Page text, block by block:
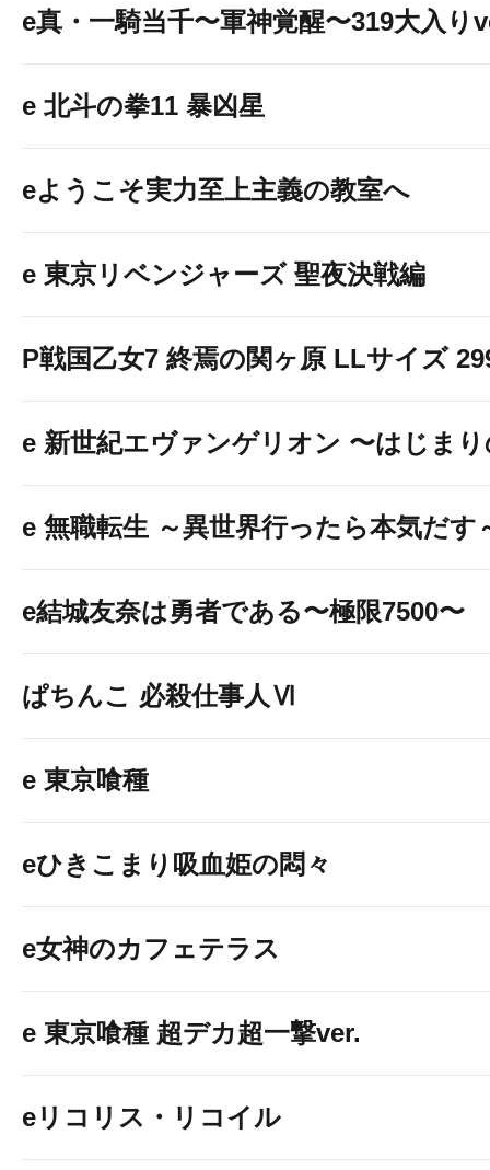
e真・一騎当千〜軍神覚醒〜319大入り
e 北斗の拳11 暴凶星
eようこそ実力至上主義の教室へ
e 東京リベンジャーズ 聖夜決戦編
P戦国乙女7 終焉の関ヶ原 LLサイズ
e 新世紀エヴァンゲリオン 〜はじま
e 無職転生 ～異世界行ったら本気だす
e結城友奈は勇者である〜極限7500〜
ぱちんこ 必殺仕事人Ⅵ
e 東京喰種
eひきこまり吸血姫の悶々
e女神のカフェテラス
e 東京喰種 超デカ超一撃ver.
eリコリス・リコイル